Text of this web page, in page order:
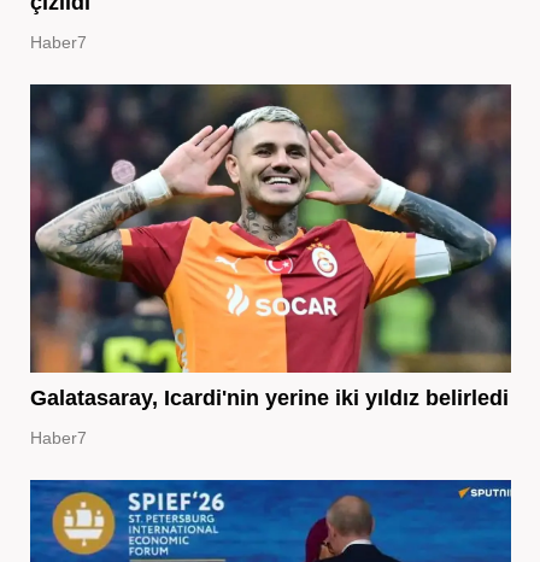
Haber7
Galatasaray, Icardi'nin yerine iki yıldız belirledi
Haber7